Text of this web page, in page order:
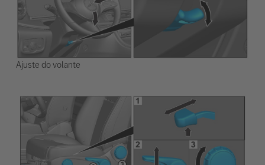
Ajuste do volante